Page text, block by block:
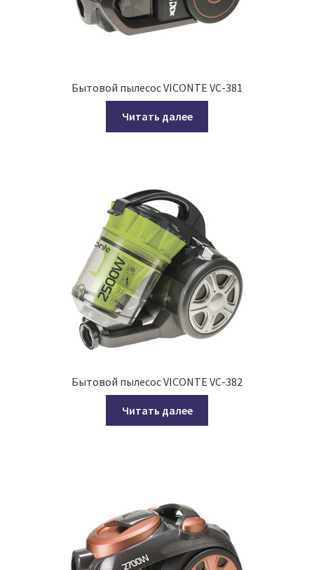
Бытовой пылесос VICONTE VC-381
Читать далее
Бытовой пылесос VICONTE VC-382
Читать далее